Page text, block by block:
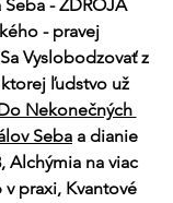
- ZDROJA
- pravej
Vyslobodzovať z
ľudstvo už
Nekonečných
Seba a dianie
Alchýmia na viac
praxi, Kvantové